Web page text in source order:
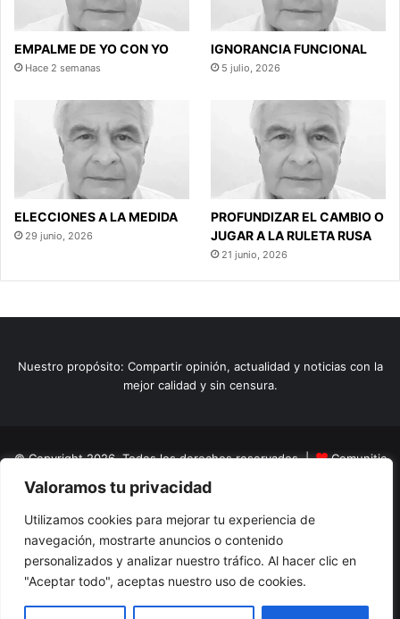
Valoramos tu privacidad
Utilizamos cookies para mejorar tu experiencia de
navegación, mostrarte anuncios o contenido
personalizados y analizar nuestro tráfico. Al hacer clic en
"Aceptar todo", aceptas nuestro uso de cookies.
EMPALME DE YO CON YO
Hace 2 semanas
IGNORANCIA FUNCIONAL
5 julio, 2026
ELECCIONES A LA MEDIDA
29 junio, 2026
PROFUNDIZAR EL CAMBIO O
JUGAR A LA RULETA RUSA
21 junio, 2026
Nuestro propósito: Compartir opinión, actualidad y noticias con la
mejor calidad y sin censura.
© Copyright 2026, Todos los derechos reservados |
Comunitic
SAS BICNit 901228106
Home
Actualidad Variedades Opinion Turismo
El Tinteadero
Caricaturas Reportajes
FacebookYouTubeInstagram